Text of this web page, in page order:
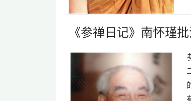
《参禅日记》南怀瑾